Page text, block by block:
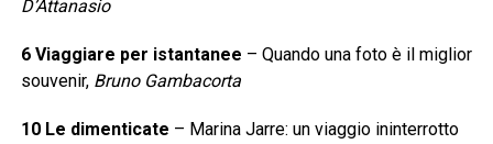
D’Attanasio
6 Viaggiare per istantanee – Quando una foto è il miglior
souvenir, Bruno Gambacorta
10 Le dimenticate – Marina Jarre: un viaggio ininterrotto